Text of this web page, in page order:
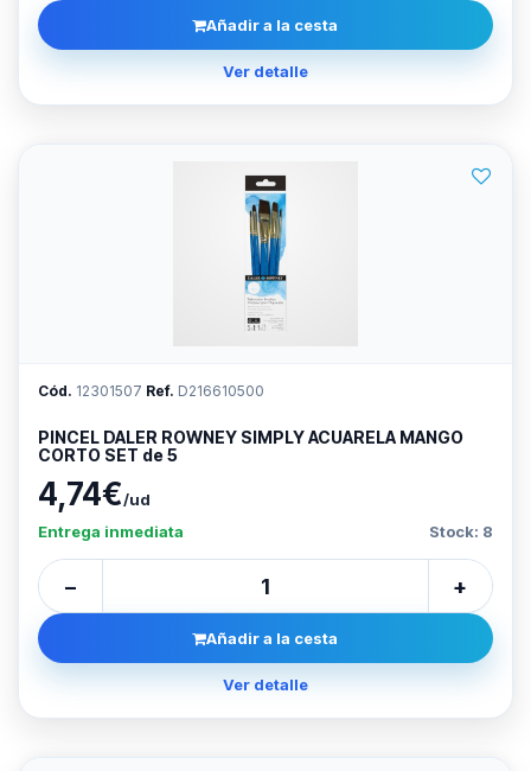
Añadir a la cesta
Ver detalle
Cód. 12301507 Ref. D216610500
PINCEL DALER ROWNEY SIMPLY ACUARELA MANGO
CORTO SET de 5
4,74€/ud
Entrega inmediata
Stock: 8
− +
Añadir a la cesta
Ver detalle